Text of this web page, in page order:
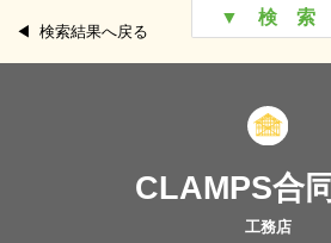
▼ 検 索
検索結果へ戻る
CLAMPS合